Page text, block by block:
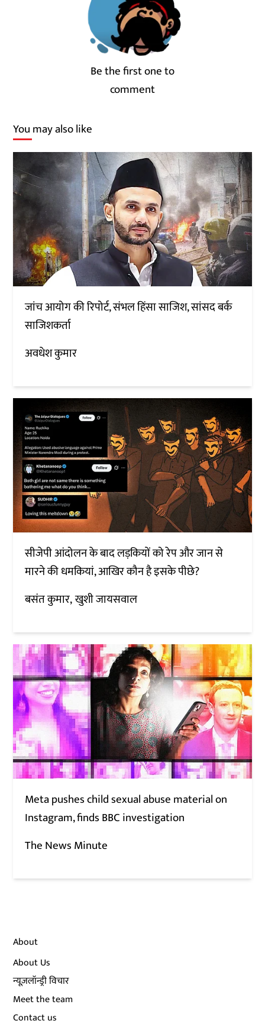
Be the first one to
comment
You may also like
जांच आयोग की रिपोर्ट, संभल हिंसा साजिश, सांसद बर्क
साजिशकर्ता
अवधेश कुमार
सीजेपी आंदोलन के बाद लड़कियों को रेप और जान से
मारने की धमकियां, आखिर कौन है इसके पीछे?
बसंत कुमार खुशी जायसवाल
Meta pushes child sexual abuse material on
Instagram, finds BBC investigation
The News Minute
About
About Us
न्यूज़लॉन्ड्री विचार
Meet the team
Contact us